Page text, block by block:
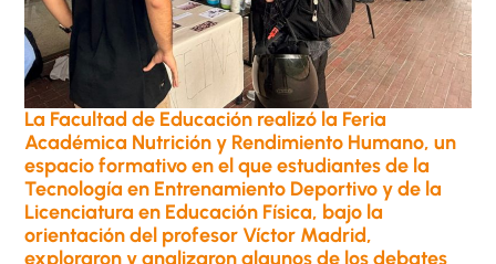
La Facultad de Educación realizó la Feria
Académica Nutrición y Rendimiento Humano, un
espacio formativo en el que estudiantes de la
Tecnología en Entrenamiento Deportivo y de la
Licenciatura en Educación Física, bajo la
orientación del profesor Víctor Madrid,
exploraron y analizaron algunos de los debates